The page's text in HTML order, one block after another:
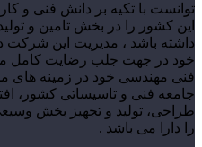
توانست با تکیه بر دانش فنی و
این کشور را در بخش تامین و
داشته باشد ، مدیریت این
خود در جهت جلب رضایت کامل
فنی مهندسی خود در زمینه های
جامعه فنی و تاسیساتی کشور،
طراحی، تولید و تجهیز بخش
را دارا می باشد .